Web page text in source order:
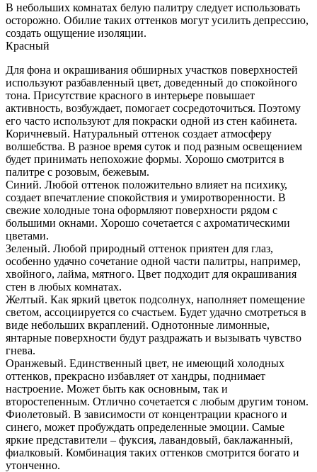
В небольших комнатах белую палитру следует использовать
осторожно. Обилие таких оттенков могут усилить депрессию,
создать ощущение изоляции.
Красный
Для фона и окрашивания обширных участков поверхностей
используют разбавленный цвет, доведенный до спокойного
тона. Присутствие красного в интерьере повышает
активность, возбуждает, помогает сосредоточиться. Поэтому
его часто используют для покраски одной из стен кабинета.
Коричневый. Натуральный оттенок создает атмосферу
волшебства. В разное время суток и под разным освещением
будет принимать непохожие формы. Хорошо смотрится в
палитре с розовым, бежевым.
Синий. Любой оттенок положительно влияет на психику,
создает впечатление спокойствия и умиротворенности. В
свежие холодные тона оформляют поверхности рядом с
большими окнами. Хорошо сочетается с ахроматическими
цветами.
Зеленый. Любой природный оттенок приятен для глаз,
особенно удачно сочетание одной части палитры, например,
хвойного, лайма, мятного. Цвет подходит для окрашивания
стен в любых комнатах.
Желтый. Как яркий цветок подсолнух, наполняет помещение
светом, ассоциируется со счастьем. Будет удачно смотреться в
виде небольших вкраплений. Однотонные лимонные,
янтарные поверхности будут раздражать и вызывать чувство
гнева.
Оранжевый. Единственный цвет, не имеющий холодных
оттенков, прекрасно избавляет от хандры, поднимает
настроение. Может быть как основным, так и
второстепенным. Отлично сочетается с любым другим тоном.
Фиолетовый. В зависимости от концентрации красного и
синего, может пробуждать определенные эмоции. Самые
яркие представители – фуксия, лавандовый, баклажанный,
фиалковый. Комбинация таких оттенков смотрится богато и
утонченно.